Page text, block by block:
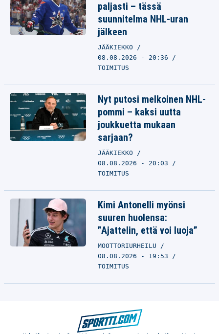
paljasti – tässä
suunnitelma NHL-uran
jälkeen
JÄÄKIEKKO
08.08.2026 - 20:36
TOIMITUS
Nyt putosi melkoinen NHL-
pommi – kaksi uutta
joukkuetta mukaan
sarjaan?
JÄÄKIEKKO
08.08.2026 - 20:03
TOIMITUS
Kimi Antonelli myönsi
suuren huolensa:
”Ajattelin, että voi luoja”
MOOTTORIURHEILU
08.08.2026 - 19:53
TOIMITUS